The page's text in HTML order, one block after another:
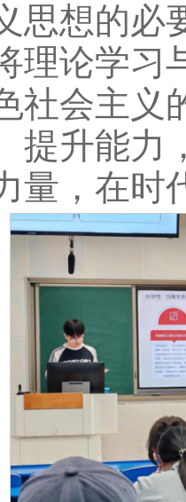
思想的必
理论学习
社会主义
提升能力
量，在时